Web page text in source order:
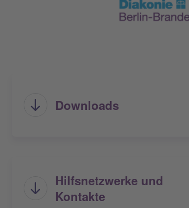
Downloads
Hilfsnetzwerke und
Kontakte